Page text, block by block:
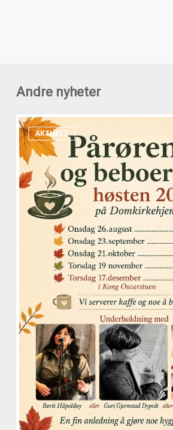
Andre nyheter
AKTUELT
Pårørende
og
beboerkafeer
høsten
2026